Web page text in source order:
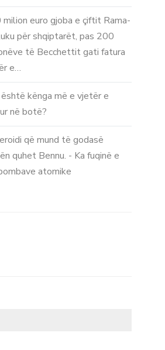
euro gjoba e çiftit Rama-
për shqiptarët, pas 200
të Becchettit gati fatura
e…
kënga më e vjetër e
në botë?
që mund të godasë
quhet Bennu. - Ka fuqinë e
atomike